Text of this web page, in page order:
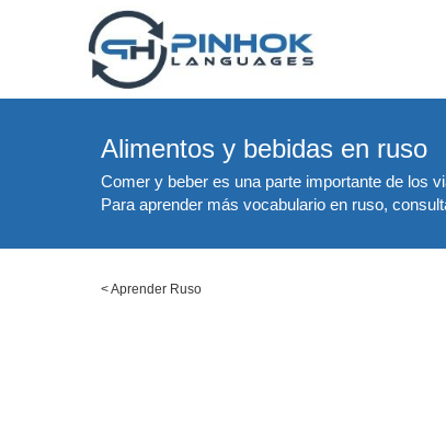
Alimentos y bebidas en ruso
Comer y beber es una parte importante de los
Para aprender más vocabulario en ruso,
<Aprender Ruso